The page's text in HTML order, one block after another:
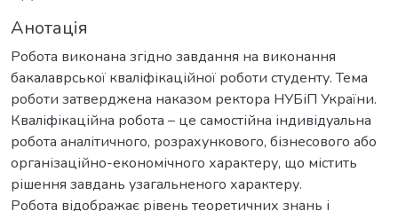
Анотація
Робота виконана згідно завдання на виконання
бакалаврської кваліфікаційної роботи студенту. Тема
роботи затверджена наказом ректора НУБіП України.
Кваліфікаційна робота – це самостійна індивідуальна
робота аналітичного, розрахункового, бізнесового або
організаційно-економічного характеру, що містить
рішення завдань узагальненого характеру.
Робота відображає рівень теоретичних знань і